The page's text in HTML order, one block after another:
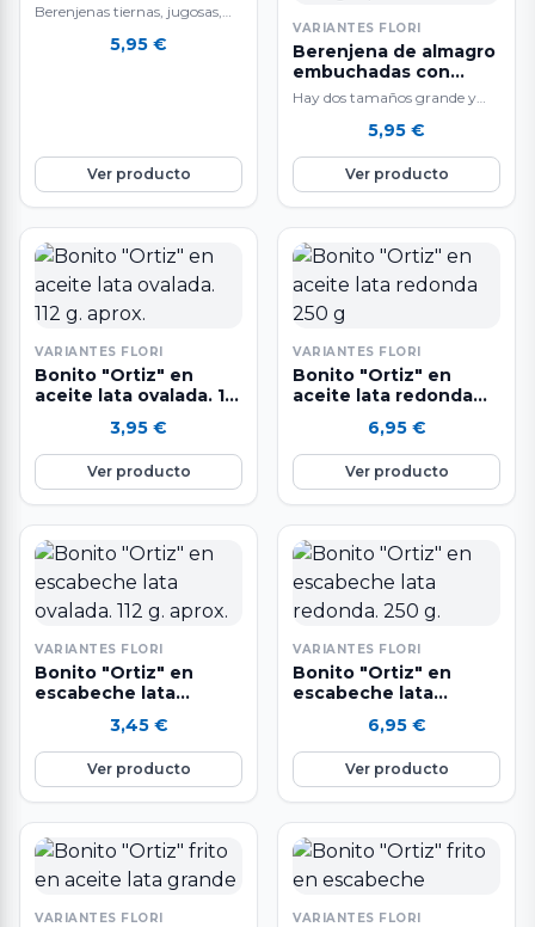
Berenjenas tiernas, jugosas,
5,95 €
Ver producto
VARIANTES FLORI
Berenjena de almagro
embuchadas con
palitos de hinojo y
pimiento morrón - 500
Hay dos tamaños grande y
jugosas, sabrosísimas que se
deshacen en la…
5,95 €
Ver producto
VARIANTES FLORI
Bonito "Ortiz" en
aceite lata ovalada. 112
3,95 €
Ver producto
VARIANTES FLORI
Bonito "Ortiz" en
aceite lata redonda
6,95 €
Ver producto
VARIANTES FLORI
Bonito "Ortiz" en
escabeche lata
3,45 €
Ver producto
VARIANTES FLORI
Bonito "Ortiz" en
escabeche lata
6,95 €
Ver producto
VARIANTES FLORI VARIANTES FLORI